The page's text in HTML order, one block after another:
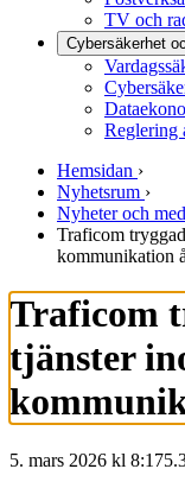
TV och
Cybersäkerhet
Reglering
Hemsidan ›
Nyhetsrum ›
Nyheter och
Traficom
kommunikation
Traficom
tjänster
5. mars 2026 kl 8:17